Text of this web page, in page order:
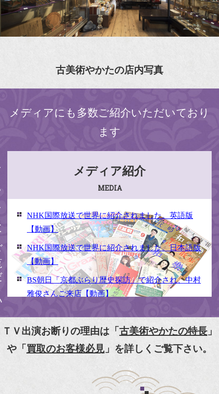
古美術やかたの店内写真
メディアにも多数ご紹介いただいており
ます
い メディア紹介
MEDIA
NHK国際放送で世界に紹介されました。英語版
【動画】
NHK国際放送で世界に紹介されました。日本語版
【動画】
BS朝日「京都ぶらり歴史探訪」で紹介され、中村
雅俊さんご来店【動画】
【動画】
『京都新聞』とKBS京都で鴨東まちなか美術館を
『和楽』7月号 樋口可南子さんがお店へ！！
ＴＶ出演お断りの理由は「古美術やかたの特長 」
や「買取のお客様必見 」を詳しくご覧下さい。